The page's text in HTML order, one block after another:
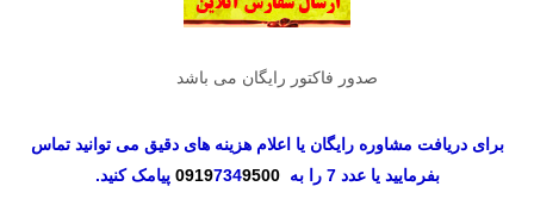
صدور فاکتور رایگان می باشد
برای دریافت مشاوره رایگان یا اعلام هزینه های دقیق می توانید تماس
بفرمایید یا عدد 7 را به
09197349500 پیامک کنید.